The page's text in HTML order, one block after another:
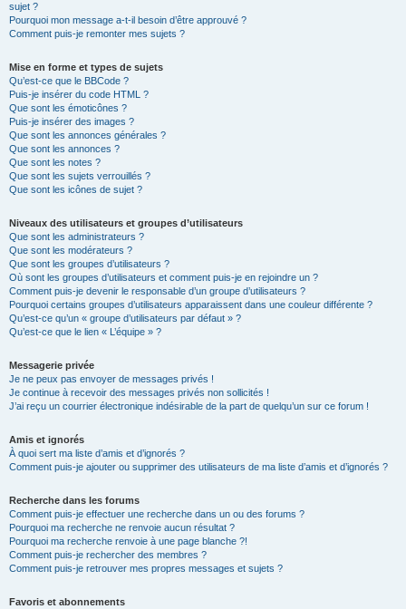
sujet ?
Pourquoi mon message a-t-il besoin d’être approuvé ?
Comment puis-je remonter mes sujets ?
Mise en forme et types de sujets
Qu’est-ce que le BBCode ?
Puis-je insérer du code HTML ?
Que sont les émoticônes ?
Puis-je insérer des images ?
Que sont les annonces générales ?
Que sont les annonces ?
Que sont les notes ?
Que sont les sujets verrouillés ?
Que sont les icônes de sujet ?
Niveaux des utilisateurs et groupes d’utilisateurs
Que sont les administrateurs ?
Que sont les modérateurs ?
Que sont les groupes d’utilisateurs ?
Où sont les groupes d’utilisateurs et comment puis-je en rejoindre un ?
Comment puis-je devenir le responsable d’un groupe d’utilisateurs ?
Pourquoi certains groupes d’utilisateurs apparaissent dans une couleur différente ?
Qu’est-ce qu’un « groupe d’utilisateurs par défaut » ?
Qu’est-ce que le lien « L’équipe » ?
Messagerie privée
Je ne peux pas envoyer de messages privés !
Je continue à recevoir des messages privés non sollicités !
J’ai reçu un courrier électronique indésirable de la part de quelqu’un sur ce forum !
Amis et ignorés
À quoi sert ma liste d’amis et d’ignorés ?
Comment puis-je ajouter ou supprimer des utilisateurs de ma liste d’amis et d’ignorés ?
Recherche dans les forums
Comment puis-je effectuer une recherche dans un ou des forums ?
Pourquoi ma recherche ne renvoie aucun résultat ?
Pourquoi ma recherche renvoie à une page blanche ?!
Comment puis-je rechercher des membres ?
Comment puis-je retrouver mes propres messages et sujets ?
Favoris et abonnements